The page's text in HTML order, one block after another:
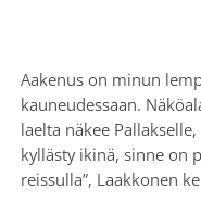
Aakenus on minun
kauneudessaan.
laelta näkee
kyllästy ikinä, sinne on
reissulla”, Laakkonen